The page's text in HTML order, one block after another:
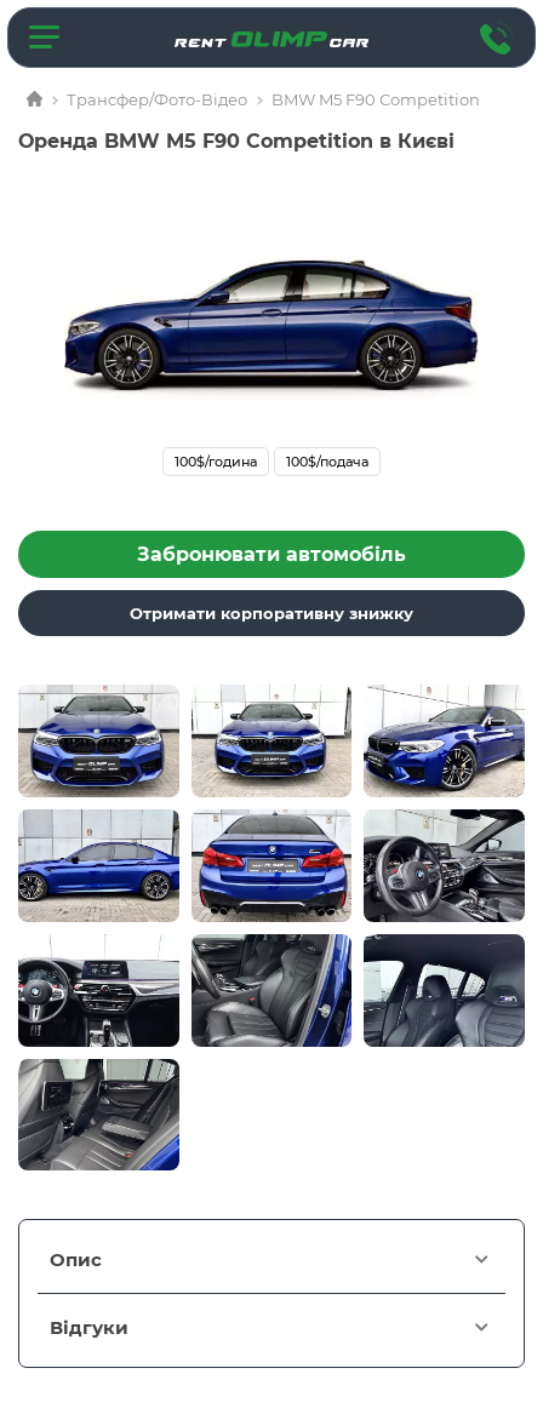
Трансфер/Фото-Відео BMW M5 F90 Competition
Оренда BMW M5 F90 Competition в Києві
100$/година 100$/подача
Забронювати автомобіль
Отримати корпоративну знижку
Опис
Відгуки